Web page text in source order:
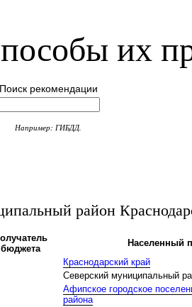
их
Поиск рекомендации
Например: ГИБДД.
район
бюджета
Населенный
Краснодарский край
Северский муниципальный
Афипское городское
района